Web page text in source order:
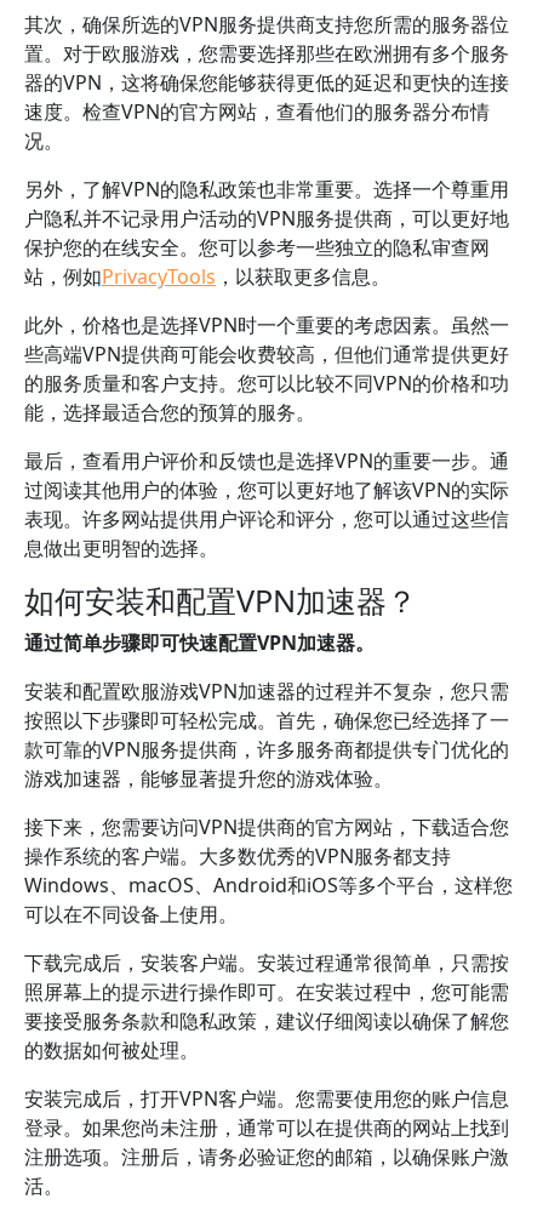
其次，确保所选的VPN服务提供商支持您所需的服务器位
置。对于欧服游戏，您需要选择那些在欧洲拥有多个服务
器的VPN，这将确保您能够获得更低的延迟和更快的连接
速度。检查VPN的官方网站，查看他们的服务器分布情
况。
另外，了解VPN的隐私政策也非常重要。选择一个尊重用
户隐私并不记录用户活动的VPN服务提供商，可以更好地
保护您的在线安全。您可以参考一些独立的隐私审查网
站，例如PrivacyTools ，以获取更多信息。
此外，价格也是选择VPN时一个重要的考虑因素。虽然一
些高端VPN提供商可能会收费较高，但他们通常提供更好
的服务质量和客户支持。您可以比较不同VPN的价格和功
能，选择最适合您的预算的服务。
最后，查看用户评价和反馈也是选择VPN的重要一步。通
过阅读其他用户的体验，您可以更好地了解该VPN的实际
表现。许多网站提供用户评论和评分，您可以通过这些信
息做出更明智的选择。
如何安装和配置VPN加速器？
通过简单步骤即可快速配置VPN加速器。
安装和配置欧服游戏VPN加速器的过程并不复杂，您只需
按照以下步骤即可轻松完成。首先，确保您已经选择了一
款可靠的VPN服务提供商，许多服务商都提供专门优化的
游戏加速器，能够显著提升您的游戏体验。
接下来，您需要访问VPN提供商的官方网站，下载适合您
操作系统的客户端。大多数优秀的VPN服务都支持
Windows、macOS、Android和iOS等多个平台，这样您
可以在不同设备上使用。
下载完成后，安装客户端。安装过程通常很简单，只需按
照屏幕上的提示进行操作即可。在安装过程中，您可能需
要接受服务条款和隐私政策，建议仔细阅读以确保了解您
的数据如何被处理。
安装完成后，打开VPN客户端。您需要使用您的账户信息
登录。如果您尚未注册，通常可以在提供商的网站上找到
注册选项。注册后，请务必验证您的邮箱，以确保账户激
活。